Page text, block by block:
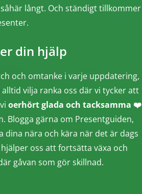
långt. Och ständigt tillkommer
din hjälp
och omtanke i varje uppdatering,
vilja ranka oss där vi tycker att
oerhört glada och tacksamma ❤️
Blogga gärna om Presentguiden,
dina nära och kära när det är dags
oss att fortsätta växa och
gåvan som gör skillnad.